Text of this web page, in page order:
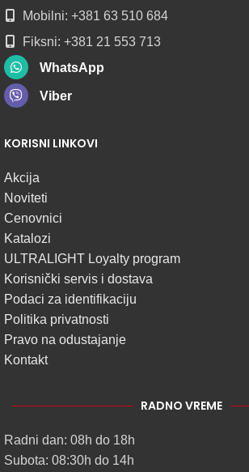
Mobilni: +381 63 510 684
Fiksni: +381 21 553 713
WhatsApp
Viber
KORISNI LINKOVI
Akcija
Noviteti
Cenovnici
Katalozi
ULTRALIGHT Loyalty program
Korisnički servis i dostava
Podaci za identifikaciju
Politika privatnosti
Pravo na odustajanje
Kontakt
RADNO VREME
Radni dan: 08h do 18h
Subota: 08:30h do 14h